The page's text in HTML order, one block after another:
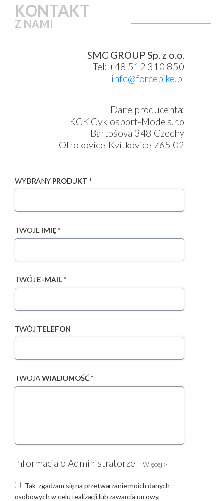
KONTAKT
Z NAMI
SMC GROUP Sp. z o.o.
Tel: +48 512 310 850
info@forcebike.pl
Dane producenta:
KCK Cyklosport-Mode s.r.o
Bartošova 348 Czechy
Otrokovice-Kvítkovice 765 02
WYBRANY PRODUKT *
TWOJE IMIĘ *
TWÓJ E-MAIL *
TWÓJ TELEFON
TWOJAWIADOMOŚĆ *
Informacja o Administratorze - Więcej >
Tak, zgadzam się na przetwarzanie moich danych
osobowych w celu realizacji lub zawarcia umowy,